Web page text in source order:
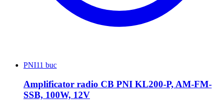
PNI11 buc
Amplificator radio CB PNI KL200-P, AM-FM-
SSB, 100W, 12V